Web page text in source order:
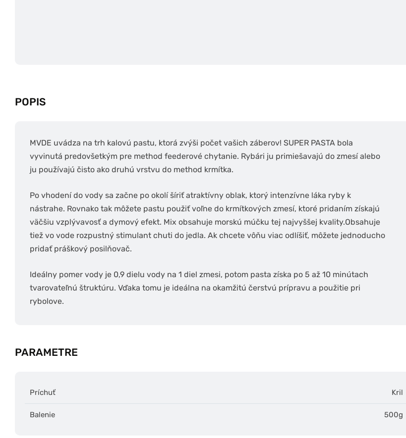
POPIS
MVDE uvádza na trh kalovú pastu, ktorá zvýši počet vašich záberov! SUPER PASTA bola
vyvinutá predovšetkým pre method feederové chytanie. Rybári ju primiešavajú do zmesí alebo
ju používajú čisto ako druhú vrstvu do method krmítka.
Po vhodení do vody sa začne po okolí šíriť atraktívny oblak, ktorý intenzívne láka ryby k
nástrahe. Rovnako tak môžete pastu použiť voľne do krmítkových zmesí, ktoré pridaním získajú
väčšiu vzplývavosť a dymový efekt. Mix obsahuje morskú múčku tej najvyššej kvality.Obsahuje
tiež vo vode rozpustný stimulant chuti do jedla. Ak chcete vôňu viac odlíšiť, môžete jednoducho
pridať práškový posilňovač.
Ideálny pomer vody je 0,9 dielu vody na 1 diel zmesi, potom pasta získa po 5 až 10 minútach
tvarovateľnú štruktúru. Vďaka tomu je ideálna na okamžitú čerstvú prípravu a použitie pri
rybolove.
PARAMETRE
Príchuť Kril
Balenie 500g